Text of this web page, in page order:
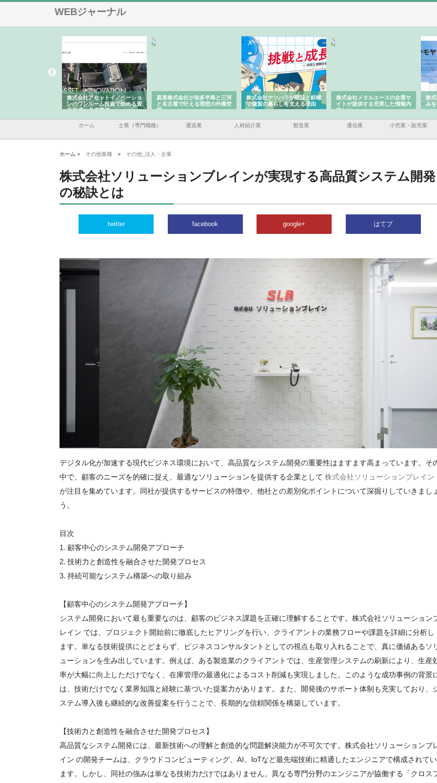
WEBジャーナル
株式会社アセットイノベーショ
ンのワンルーム投資で始める資
産形成と老後準備
庭楽株式会社が知多半島と三河
と名古屋で叶える理想の外構空
間
株式会社ナツハラが建設と鋲螺
で滋賀の暮らしを支える理由
株式会社メタルエースの企業サ
イトが提供する充実した情報内
容とは
株式会社Ｃ
みを徹底解
ホーム 士業（専門職種） 運送業 人材紹介業 製造業 通信業 小売業・販売業
ホーム > その他業種 > その他_法人・企業
株式会社ソリューションブレインが実現する高品質システム開発
の秘訣とは
twitter facebook google+ はてブ
デジタル化が加速する現代ビジネス環境において、高品質なシステム開発の重要性はますます高まっています。そ
中で、顧客のニーズを的確に捉え、最適なソリューションを提供する企業として 株式会社ソリューションブレイン
が注目を集めています。同社が提供するサービスの特徴や、他社との差別化ポイントについて深掘りしていきまし
う。
目次
1. 顧客中心のシステム開発アプローチ
2. 技術力と創造性を融合させた開発プロセス
3. 持続可能なシステム構築への取り組み
【顧客中心のシステム開発アプローチ】
システム開発において最も重要なのは、顧客のビジネス課題を正確に理解することです。株式会社ソリューション
レイン では、プロジェクト開始前に徹底したヒアリングを行い、クライアントの業務フローや課題を詳細に分析し
ます。単なる技術提供にとどまらず、ビジネスコンサルタントとしての視点も取り入れることで、真に価値あるソ
ューションを生み出しています。例えば、ある製造業のクライアントでは、生産管理システムの刷新により、生産
率が大幅に向上しただけでなく、在庫管理の最適化によるコスト削減も実現しました。このような成功事例の背景
は、技術だけでなく業界知識と経験に基づいた提案力があります。また、開発後のサポート体制も充実しており、
ステム導入後も継続的な改善提案を行うことで、長期的な信頼関係を構築しています。
【技術力と創造性を融合させた開発プロセス】
高品質なシステム開発には、最新技術への理解と創造的な問題解決能力が不可欠です。株式会社ソリューションブ
イン の開発チームは、クラウドコンピューティング、AI、IoTなど最先端技術に精通したエンジニアで構成されてい
ます。しかし、同社の強みは単なる技術力だけではありません。異なる専門分野のエンジニアが協働する「クロス